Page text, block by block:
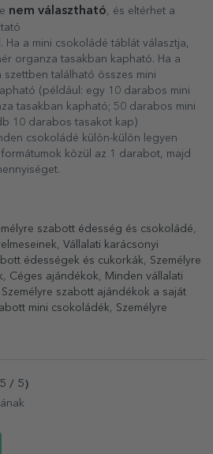
nem választható, és eltérhet a
Ha a mini csokoládé táblát választja,
organza tasakban kapható. Ha a
szettben található összes mini
(például: egy 10 darabos mini
tasakban kapható; 50 darabos mini
10 darabos tasakot kap)
csokoládé külön-külön legyen
közül az 1 darabot, majd
szabott édesség és csokoládé,
, Vállalati karácsonyi
édességek és cukorkák, Személyre
, Céges ajándékok, Minden vállalati
Személyre szabott ajándékok a saját
mini csokoládék, Személyre
5 / 5 )